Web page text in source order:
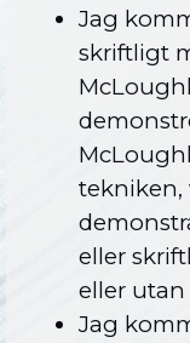
Jag
skriftligt
tekniken,
eller
eller utan
Jag